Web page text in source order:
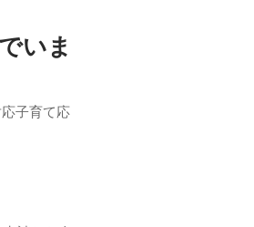
いま
子育て応